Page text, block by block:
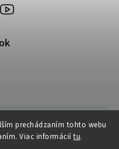
prechádzaním tohto webu
Viac informácií tu.